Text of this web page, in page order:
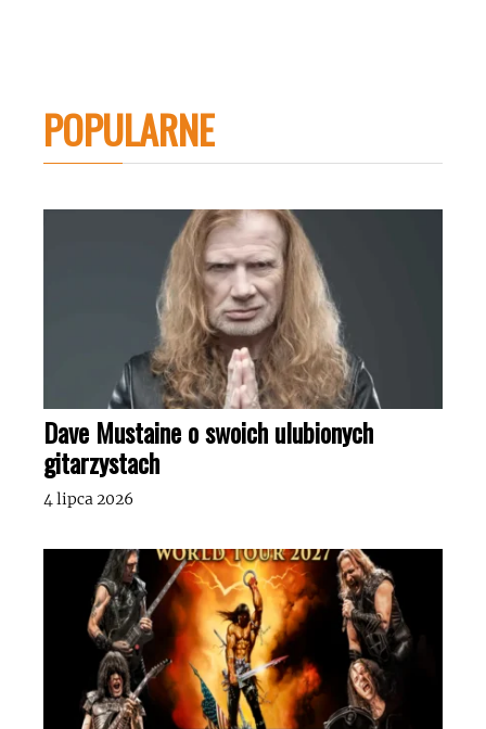
POPULARNE
Dave Mustaine o swoich ulubionych
gitarzystach
4 lipca 2026